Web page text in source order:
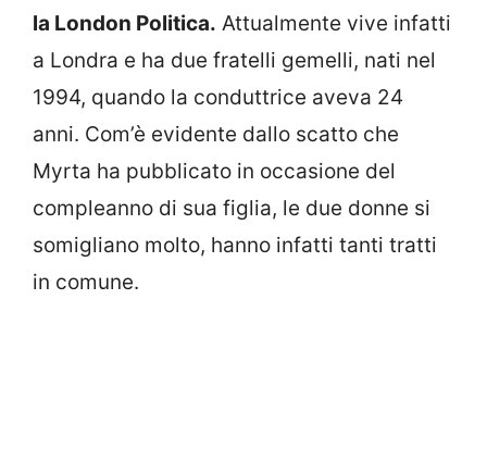
la London Politica. Attualmente vive infatti
a Londra e ha due fratelli gemelli, nati nel
1994, quando la conduttrice aveva 24
anni. Com’è evidente dallo scatto che
Myrta ha pubblicato in occasione del
compleanno di sua figlia, le due donne si
somigliano molto, hanno infatti tanti tratti
in comune.